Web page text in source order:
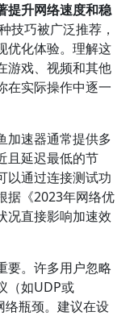
提升网络速度和稳
技巧被广泛推荐，
优化体验。理解这
游戏、视频和其他
在实际操作中逐一
加速器通常提供多
且延迟最低的节
以通过连接测试功
据《2023年网络优
况直接影响加速效
要。许多用户忽略
（如UDP或
络瓶颈。建议在设